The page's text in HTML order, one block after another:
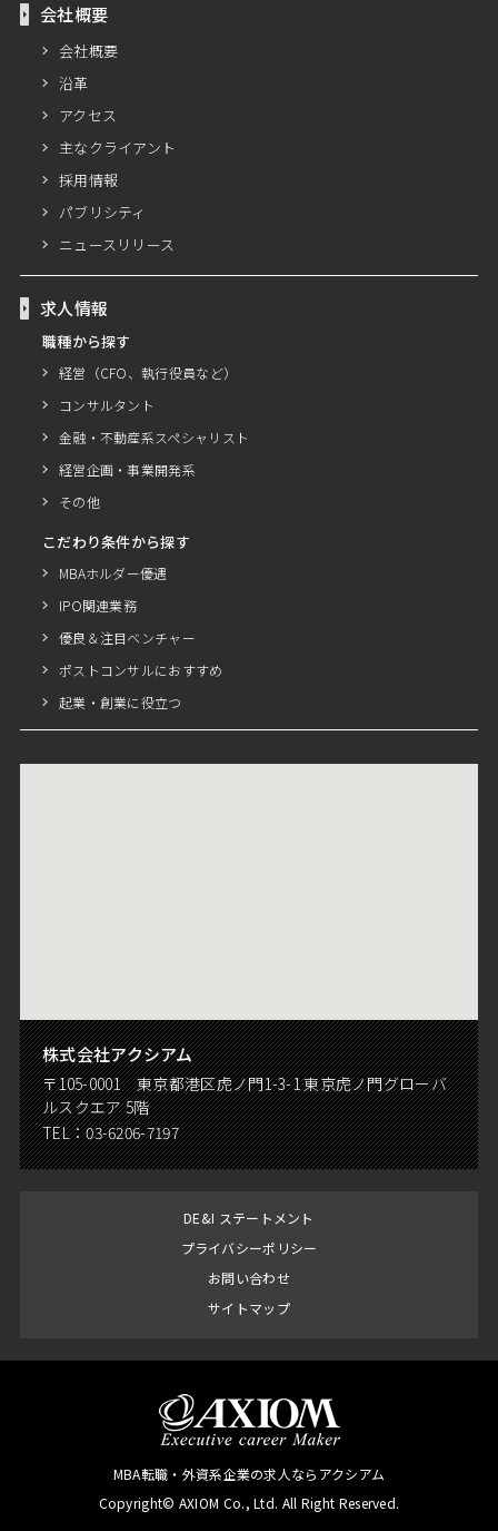
会社概要
会社概要
沿革
アクセス
主なクライアント
採用情報
パブリシティ
ニュースリリース
求人情報
職種から探す
経営（CFO、執行役員など）
コンサルタント
金融・不動産系スペシャリスト
経営企画・事業開発系
その他
こだわり条件から探す
MBAホルダー優遇
IPO関連業務
優良＆注目ベンチャー
ポストコンサルにおすすめ
起業・創業に役立つ
株式会社アクシアム
〒105-0001 東京都港区虎ノ門1-3-1 東京虎ノ門グローバ
ルスクエア 5階
TEL：03-6206-7197
DE&I ステートメント
プライバシーポリシー
お問い合わせ
サイトマップ
MBA転職・外資系企業の求人ならアクシアム
Copyright© AXIOM Co., Ltd. All Right Reserved.